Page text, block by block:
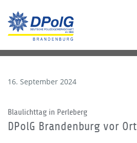
16. September 2024
Blaulichttag in Perleberg
DPolG Brandenburg vor Ort